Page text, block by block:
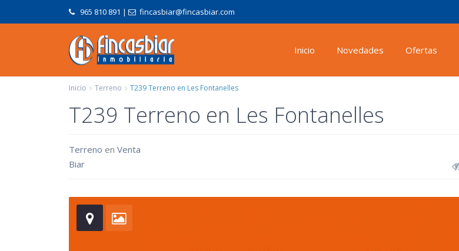
965 810 891 | fincasbiar@fincasbiar.com
Inicio Novedades Ofertas
Inicio Terreno T239 Terreno en Les Fontanelles
T239 Terreno en Les Fontanelles
Terreno en Venta
Biar